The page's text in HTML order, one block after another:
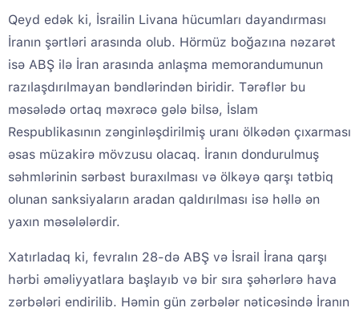
Qeyd edək ki, İsrailin Livana hücumları dayandırması
İranın şərtləri arasında olub. Hörmüz boğazına nəzarət
isə ABŞ ilə İran arasında anlaşma memorandumunun
razılaşdırılmayan bəndlərindən biridir. Tərəflər bu
məsələdə ortaq məxrəcə gələ bilsə, İslam
Respublikasının zənginləşdirilmiş uranı ölkədən çıxarması
əsas müzakirə mövzusu olacaq. İranın dondurulmuş
səhmlərinin sərbəst buraxılması və ölkəyə qarşı tətbiq
olunan sanksiyaların aradan qaldırılması isə həllə ən
yaxın məsələlərdir.
Xatırladaq ki, fevralın 28-də ABŞ və İsrail İrana qarşı
hərbi əməliyyatlara başlayıb və bir sıra şəhərlərə hava
zərbələri endirilib. Həmin gün zərbələr nəticəsində İranın